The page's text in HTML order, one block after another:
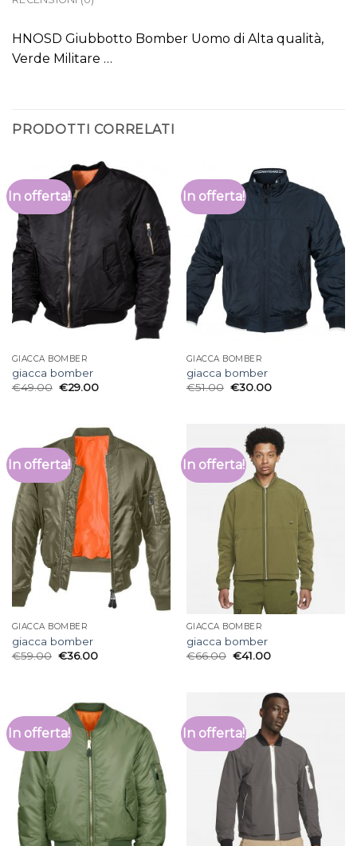
HNOSD Giubbotto Bomber Uomo di Alta qualità,
Verde Militare …
PRODOTTI CORRELATI
In offerta!
GIACCA BOMBER
giacca bomber
€49.00 €29.00
In offerta!
GIACCA BOMBER
giacca bomber
€51.00 €30.00
In offerta!
GIACCA BOMBER
giacca bomber
€59.00 €36.00
In offerta!
GIACCA BOMBER
giacca bomber
€66.00 €41.00
In offerta! In offerta!